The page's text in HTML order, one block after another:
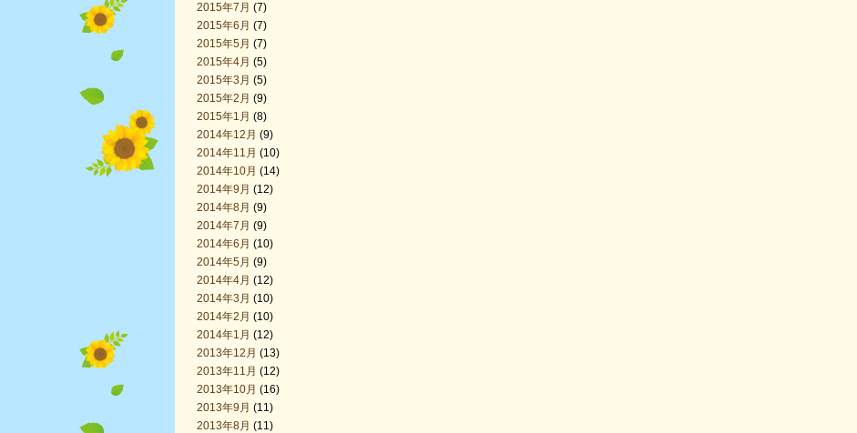
2015年7月 (7)
2015年6月 (7)
2015年5月 (7)
2015年4月 (5)
2015年3月 (5)
2015年2月 (9)
2015年1月 (8)
2014年12月 (9)
2014年11月 (10)
2014年10月 (14)
2014年9月 (12)
2014年8月 (9)
2014年7月 (9)
2014年6月 (10)
2014年5月 (9)
2014年4月 (12)
2014年3月 (10)
2014年2月 (10)
2014年1月 (12)
2013年12月 (13)
2013年11月 (12)
2013年10月 (16)
2013年9月 (11)
2013年8月 (11)